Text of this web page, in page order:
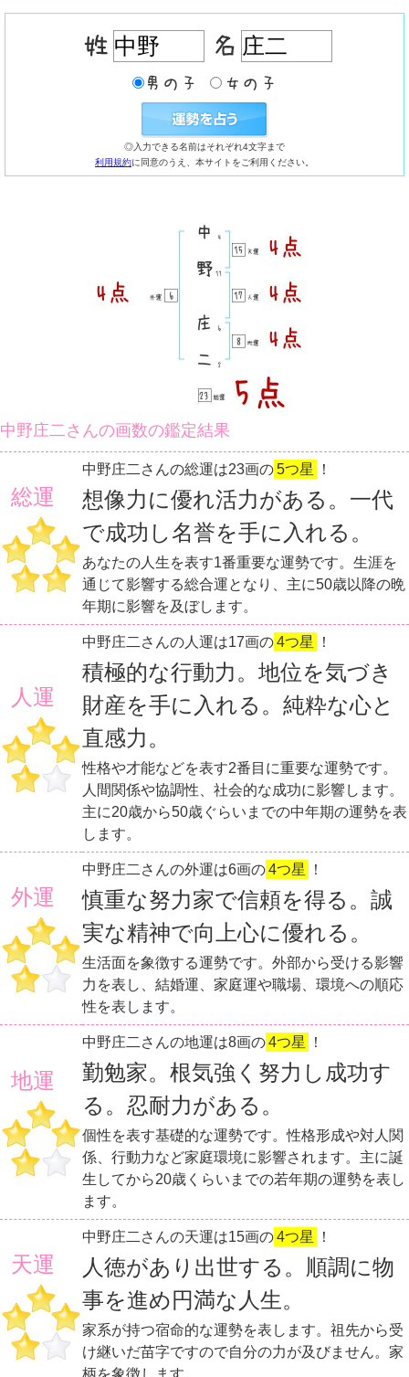
◎入力できる名前はそれぞれ4文字まで
利用規約に同意のうえ、本サイトをご利用ください。
中野庄二さんの画数の鑑定結果
総運
中野庄二さんの総運は23画の5つ星 ！
想像力に優れ活力がある。一代
で成功し名誉を手に入れる。
あなたの人生を表す1番重要な運勢です。生涯を
通じて影響する総合運となり、主に50歳以降の晩
年期に影響を及ぼします。
人運
中野庄二さんの人運は17画の4つ星 ！
積極的な行動力。地位を気づき
財産を手に入れる。純粋な心と
直感力。
性格や才能などを表す2番目に重要な運勢です。
人間関係や協調性、社会的な成功に影響します。
主に20歳から50歳ぐらいまでの中年期の運勢を表
します。
外運
中野庄二さんの外運は6画の4つ星 ！
慎重な努力家で信頼を得る。誠
実な精神で向上心に優れる。
生活面を象徴する運勢です。外部から受ける影響
力を表し、結婚運、家庭運や職場、環境への順応
性を表します。
地運
中野庄二さんの地運は8画の4つ星 ！
勤勉家。根気強く努力し成功す
る。忍耐力がある。
個性を表す基礎的な運勢です。性格形成や対人関
係、行動力など家庭環境に影響されます。主に誕
生してから20歳くらいまでの若年期の運勢を表し
ます。
天運
中野庄二さんの天運は15画の4つ星 ！
人徳があり出世する。順調に物
事を進め円満な人生。
家系が持つ宿命的な運勢を表します。祖先から受
け継いだ苗字ですので自分の力が及びません。家
柄を象徴します。